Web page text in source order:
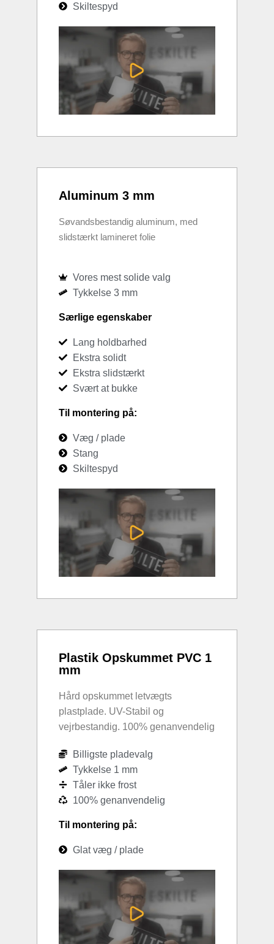
Skiltespyd
Aluminum 3 mm
Søvandsbestandig aluminum, med
slidstærkt lamineret folie
Vores mest solide valg
Tykkelse 3 mm
Særlige egenskaber
Lang holdbarhed
Ekstra solidt
Ekstra slidstærkt
Svært at bukke
Til montering på:
Væg / plade
Stang
Skiltespyd
Plastik Opskummet PVC 1
mm
Hård opskummet letvægts
plastplade. UV-Stabil og
vejrbestandig. 100% genanvendelig
Billigste pladevalg
Tykkelse 1 mm
Tåler ikke frost
100% genanvendelig
Til montering på:
Glat væg / plade